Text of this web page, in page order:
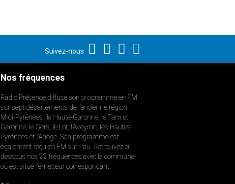
Suivez-nous
Nos fréquences
Radio Présence diffuse son programme en FM
sur sept départements de l’ancienne région
Midi-Pyrénées : la Haute-Garonne, le Tarn et
Garonne, le Gers, le Lot, l’Aveyron, les Hautes-
Pyrénées et l’Ariège. Son programme est
également reçu en FM sur Pau. Retrouvez ci-
dessous nos 22 fréquences avec la commune
où est situé l’émetteur correspondant.